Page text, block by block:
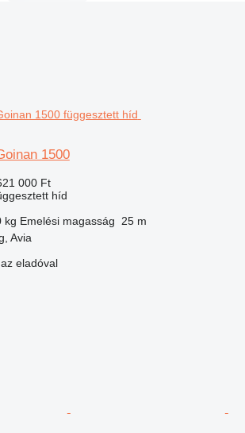
1500
000 Ft
híd
kg Emelési magasság
25 m
Avia
eladóval